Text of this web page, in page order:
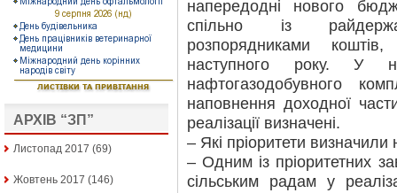
АРХІВ “ЗП”
Листопад 2017 (69)
Жовтень 2017 (146)
напередодні нового
спільно із
розпорядниками
наступного року. У
нафтогазодобувного
наповнення доходної
реалізації визначені.
– Які пріоритети визначили
– Одним із пріоритетних
сільським радам у